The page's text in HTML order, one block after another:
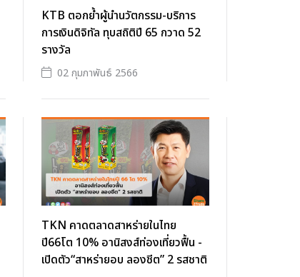
KTB ตอกย้ำผู้นำนวัตกรรม-บริการ
การเงินดิจิทัล ทุบสถิติปี 65 กวาด 52
รางวัล
02 กุมภาพันธ์ 2566
TKN คาดตลาดสาหร่ายในไทย
ปี66โต 10% อานิสงส์ท่องเที่ยวฟื้น -
เปิดตัว“สาหร่ายอบ ลองชีต” 2 รสชาติ